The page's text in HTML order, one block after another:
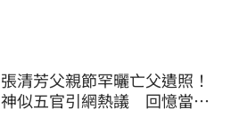
張清芳父親節罕曬亡父遺照！
神似五官引網熱議 回憶當年